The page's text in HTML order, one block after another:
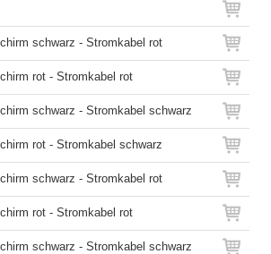
schwarz - Stromkabel rot
rot - Stromkabel rot
schwarz - Stromkabel schwarz
rot - Stromkabel schwarz
schwarz - Stromkabel rot
rot - Stromkabel rot
schwarz - Stromkabel schwarz